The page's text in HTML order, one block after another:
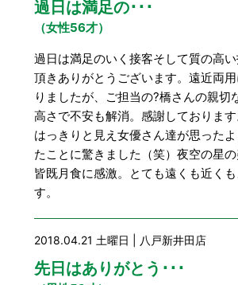
過日は満足の･･･
（女性56才）
過日は満足のいく接客そして質の高
頂きありがとうございます。遠近両
りましたが、ご担当の?橋さんの親切
高さで不安も解消。感謝しておりま
はっきりと見え女優さん達が思った
たことに驚きました（笑）夜空の星
皆既月食に感激。とても遠くも近く
す。
2018.04.21 土曜日 | 八戸新井田店
先日はありがとう･･･